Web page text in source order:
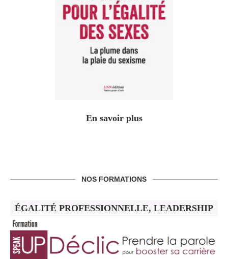
En savoir plus
NOS FORMATIONS
ÉGALITÉ PROFESSIONNELLE, LEADERSHIP